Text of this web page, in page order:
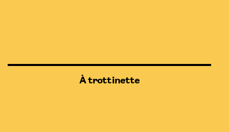
À trottinette